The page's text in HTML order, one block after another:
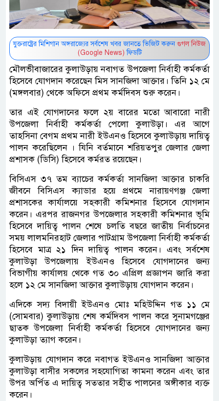
যুক্তরাষ্ট্রের মিশিগান অঙ্গরাজ্যের সর্বশেষ খবর জানতে ভিজিট করুন গুগল নিউজ
(Google News) ফিডটি
মৌলভীবাজারের কুলাউড়ায় নবাগত উপজেলা নির্বাহী কর্মকর্তা
হিসেবে যোগদান করেছেন মিস সানজিদা আক্তার। তিনি ১২ মে
(মঙ্গলবার) থেকে অফিসে প্রথম কর্মদিবস শুরু করেন।
তার এই যোগদানের ফলে ২য় বারের মতো আবারো নারী
উপজেলা নির্বাহী কর্মকর্তা পেলো কুলাউড়া। এর আগে
তাহসিনা বেগম প্রথম নারী ইউএনও হিসেবে কুলাউড়ায় দায়িত্ব
পালন করেছিলেন । যিনি বর্তমানে শরিয়তপুর জেলার জেলা
প্রশাসক (ডিসি) হিসেবে কর্মরত রয়েছেন।
বিসিএস ৩৭ তম ব্যাচের কর্মকর্তা সানজিদা আক্তার চাকরি
জীবনে বিসিএস ক্যাডার হয়ে প্রথমে নারায়ণগঞ্জ জেলা
প্রশাসকের কার্যালয়ে সহকারী কমিশনার হিসেবে যোগদান
করেন। এরপর রাজনগর উপজেলার সহকারী কমিশনার ভূমি
হিসেবে দায়িত্ব পালন শেষে চলতি বছরে জাতীয় নির্বাচনের
সময় লালমনিরহাট জেলার পাটগ্রাম উপজেলা নির্বাহী কর্মকর্তা
হিসেবে মাত্র ২১ দিন দায়িত্ব পালন করেন। এবং সর্বশেষ
কুলাউড়া উপজেলায় ইউএনও হিসেবে যোগদানের জন্য
বিভাগীয় কার্যালয় থেকে গত ৩০ এপ্রিল প্রজ্ঞাপন জারি করা
হলে ১২ মে সানজিদা আক্তার কুলাউড়ায় যোগদান করেন।
এদিকে সদ্য বিদায়ী ইউএনও মোঃ মহিউদ্দিন গত ১১ মে
(সোমবার) কুলাউড়ায় শেষ কর্মদিবস পালন করে সুনামগঞ্জের
ছাতক উপজেলা নির্বাহী কর্মকর্তা হিসেবে যোগদানের জন্য
কুলাউড়া ত্যাগ করেন।
কুলাউড়ায় যোগদান করে নবাগত ইউএনও সানজিদা আক্তার
কুলাউড়া বাসীর সকলের সহযোগিতা কামনা করেন এবং তার
উপর অর্পিত এ দায়িত্ব সততার সহীত পালনের অঙ্গীকার ব্যক্ত
করেন।